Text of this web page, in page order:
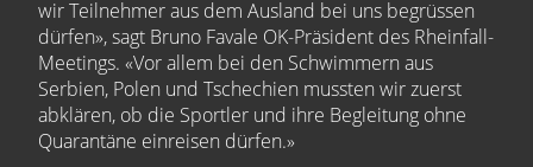
wir Teilnehmer aus dem Ausland bei uns begrüssen
dürfen», sagt Bruno Favale OK-Präsident des Rheinfall-
Meetings. «Vor allem bei den Schwimmern aus
Serbien, Polen und Tschechien mussten wir zuerst
abklären, ob die Sportler und ihre Begleitung ohne
Quarantäne einreisen dürfen.»